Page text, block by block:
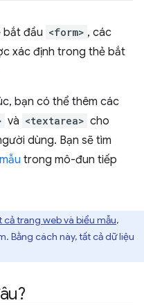
bắt đầu <form> , các
xác định trong thẻ bắt
bạn có thể thêm các
và <textarea> cho
dùng. Bạn sẽ tìm
trong mô-đun tiếp
cả trang web và biểu mẫu,
Bằng cách này, tất cả dữ liệu